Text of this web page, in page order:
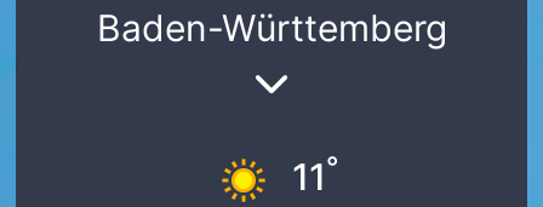
Baden-Württemberg
11°